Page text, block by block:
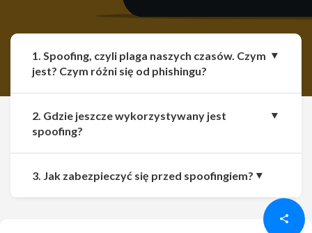
Udostępnij Udostępnij
1. Spoofing, czyli plaga naszych czasów. Czym
jest? Czym różni się od phishingu?
2. Gdzie jeszcze wykorzystywany jest
spoofing?
3. Jak zabezpieczyć się przed spoofingiem?